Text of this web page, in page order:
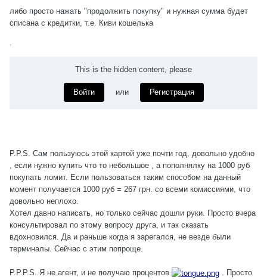
либо просто нажать "продолжить покупку" и нужная сумма будет
списана с кредитки, т.е. Киви кошелька
.
This is the hidden content, please
Войти или Регистрация
P.Р.S. Сам пользуюсь этой картой уже почти год, довольно удобно
, если нужно купить что то небольшое , а пополнялку на 1000 руб
покупать ломит. Если пользоваться таким способом на данный
момент получается 1000 руб = 267 грн. со всеми комиссиями, что
довольно неплохо.
Хотел давно написать, но только сейчас дошли руки. Просто вчера
консультировал по этому вопросу друга, и так сказать
вдохновился. Да и раньше когда я зарегался, не везде были
терминалы. Сейчас с этим попроще.
P.Р.Р.S. Я не агент, и не получаю процентов
. Просто